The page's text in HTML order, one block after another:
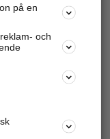
Logga in
andra
rätt lokal
på en
och